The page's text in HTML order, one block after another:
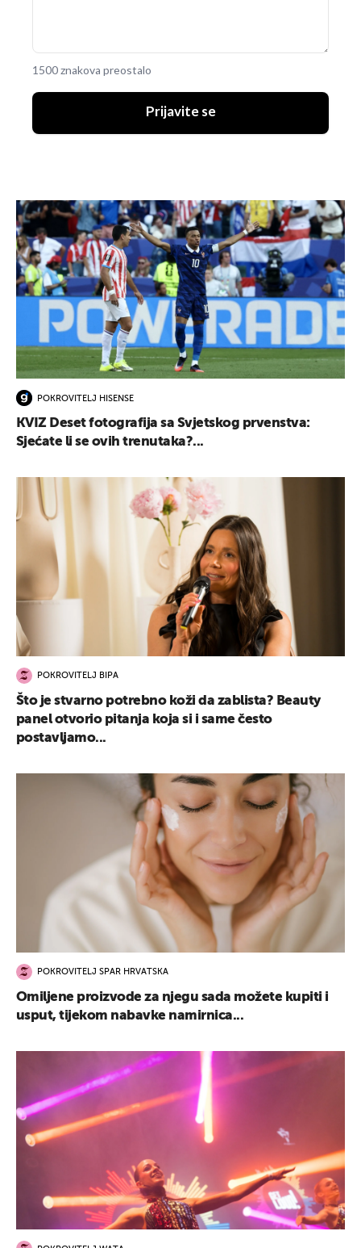
1500 znakova preostalo
Prijavite se
POKROVITELJ HISENSE
KVIZ Deset fotografija sa Svjetskog prvenstva:
Sjećate li se ovih trenutaka?...
POKROVITELJ BIPA
Što je stvarno potrebno koži da zablista? Beauty
panel otvorio pitanja koja si i same često
postavljamo...
POKROVITELJ SPAR HRVATSKA
Omiljene proizvode za njegu sada možete kupiti i
usput, tijekom nabavke namirnica...